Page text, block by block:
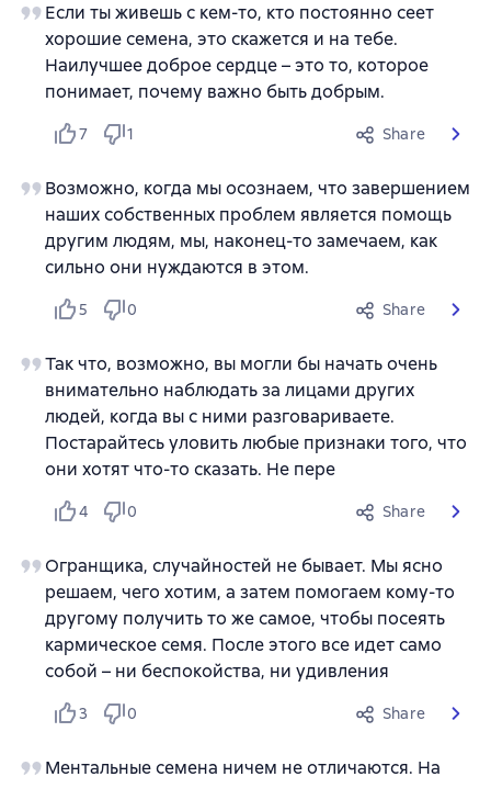
Если ты живешь с кем-то, кто постоянно сеет
хорошие семена, это скажется и на тебе.
Наилучшее доброе сердце – это то, которое
понимает, почему важно быть добрым.
7 1 Share
Возможно, когда мы осознаем, что завершением
наших собственных проблем является помощь
другим людям, мы, наконец-то замечаем, как
сильно они нуждаются в этом.
5 0 Share
Так что, возможно, вы могли бы начать очень
внимательно наблюдать за лицами других
людей, когда вы с ними разговариваете.
Постарайтесь уловить любые признаки того, что
они хотят что-то сказать. Не пере
4 0 Share
Огранщика, случайностей не бывает. Мы ясно
решаем, чего хотим, а затем помогаем кому-то
другому получить то же самое, чтобы посеять
кармическое семя. После этого все идет само
собой – ни беспокойства, ни удивления
3 0 Share
Ментальные семена ничем не отличаются. На